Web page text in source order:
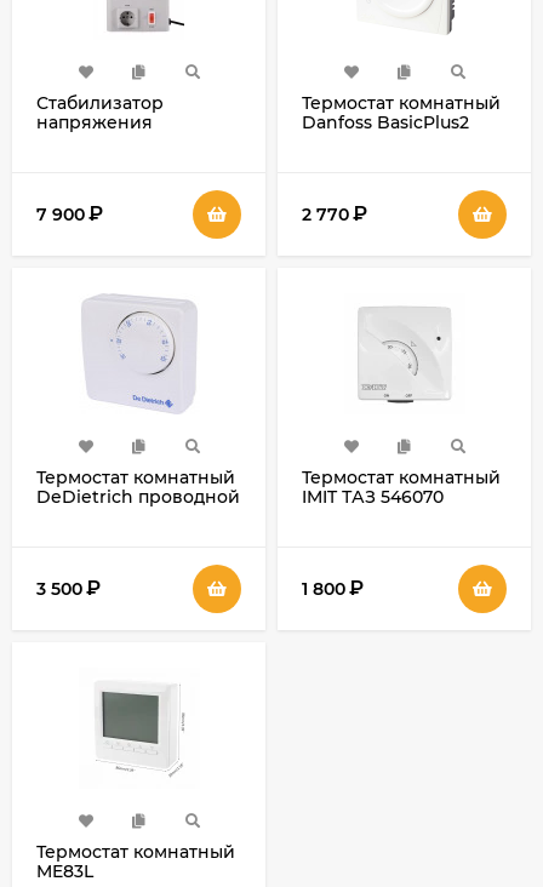
Стабилизатор
напряжения
7 900₽
Термостат комнатный
Danfoss BasicPlus2
2 770₽
Термостат комнатный
DeDietrich проводной
3 500₽
Термостат комнатный
IMIT ТАЗ 546070
1 800₽
Термостат комнатный
ME83L